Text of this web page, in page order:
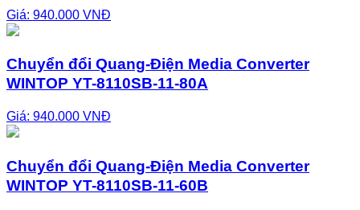
Giá: 940.000 VNĐ
Chuyển đổi Quang-Điện Media Converter
WINTOP YT-8110SB-11-80A
Giá: 940.000 VNĐ
Chuyển đổi Quang-Điện Media Converter
WINTOP YT-8110SB-11-60B